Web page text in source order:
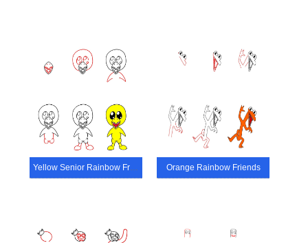
Orange Rainbow Friends